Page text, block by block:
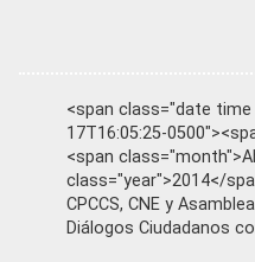
<span class="date
17T16:05:25-
<span
class="year">2014</
CPCCS, CNE y
Diálogos Ciudadanos